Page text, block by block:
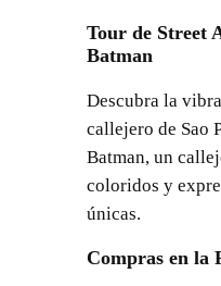
Tour de Street
Batman
Descubra la
callejero de Sao
Batman, un
coloridos y
únicas.
Compras en la